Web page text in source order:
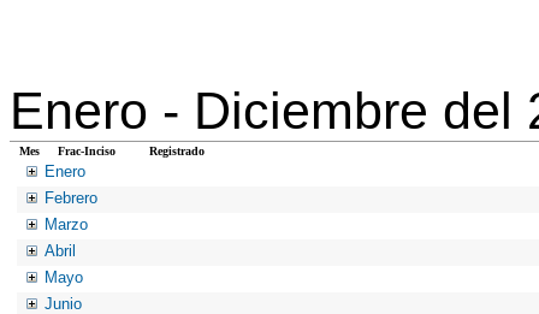
Enero - Diciembre del
Mes Frac-Inciso Registrado
Enero
Febrero
Marzo
Abril
Mayo
Junio